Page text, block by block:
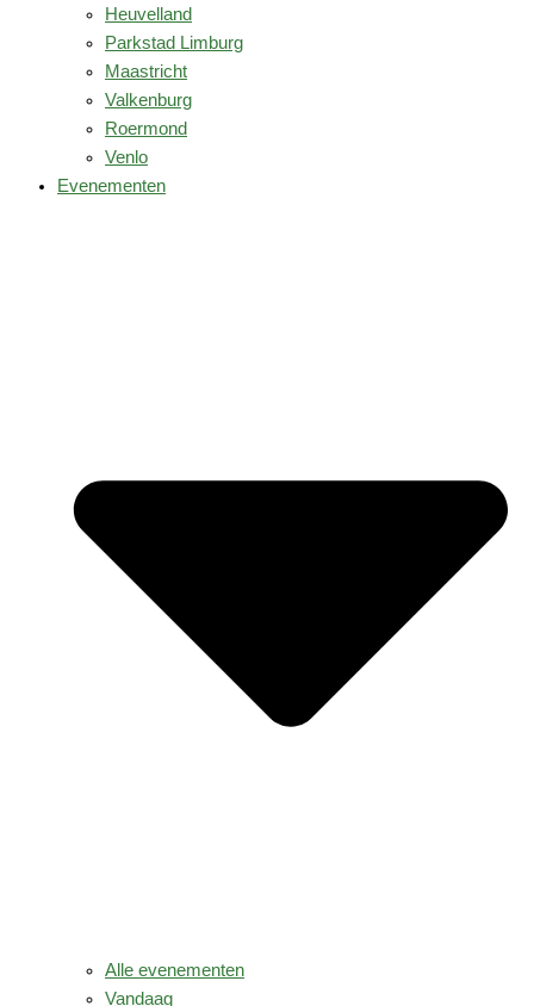
Heuvelland
Parkstad Limburg
Maastricht
Valkenburg
Roermond
Venlo
Evenementen
Alle evenementen
Vandaag